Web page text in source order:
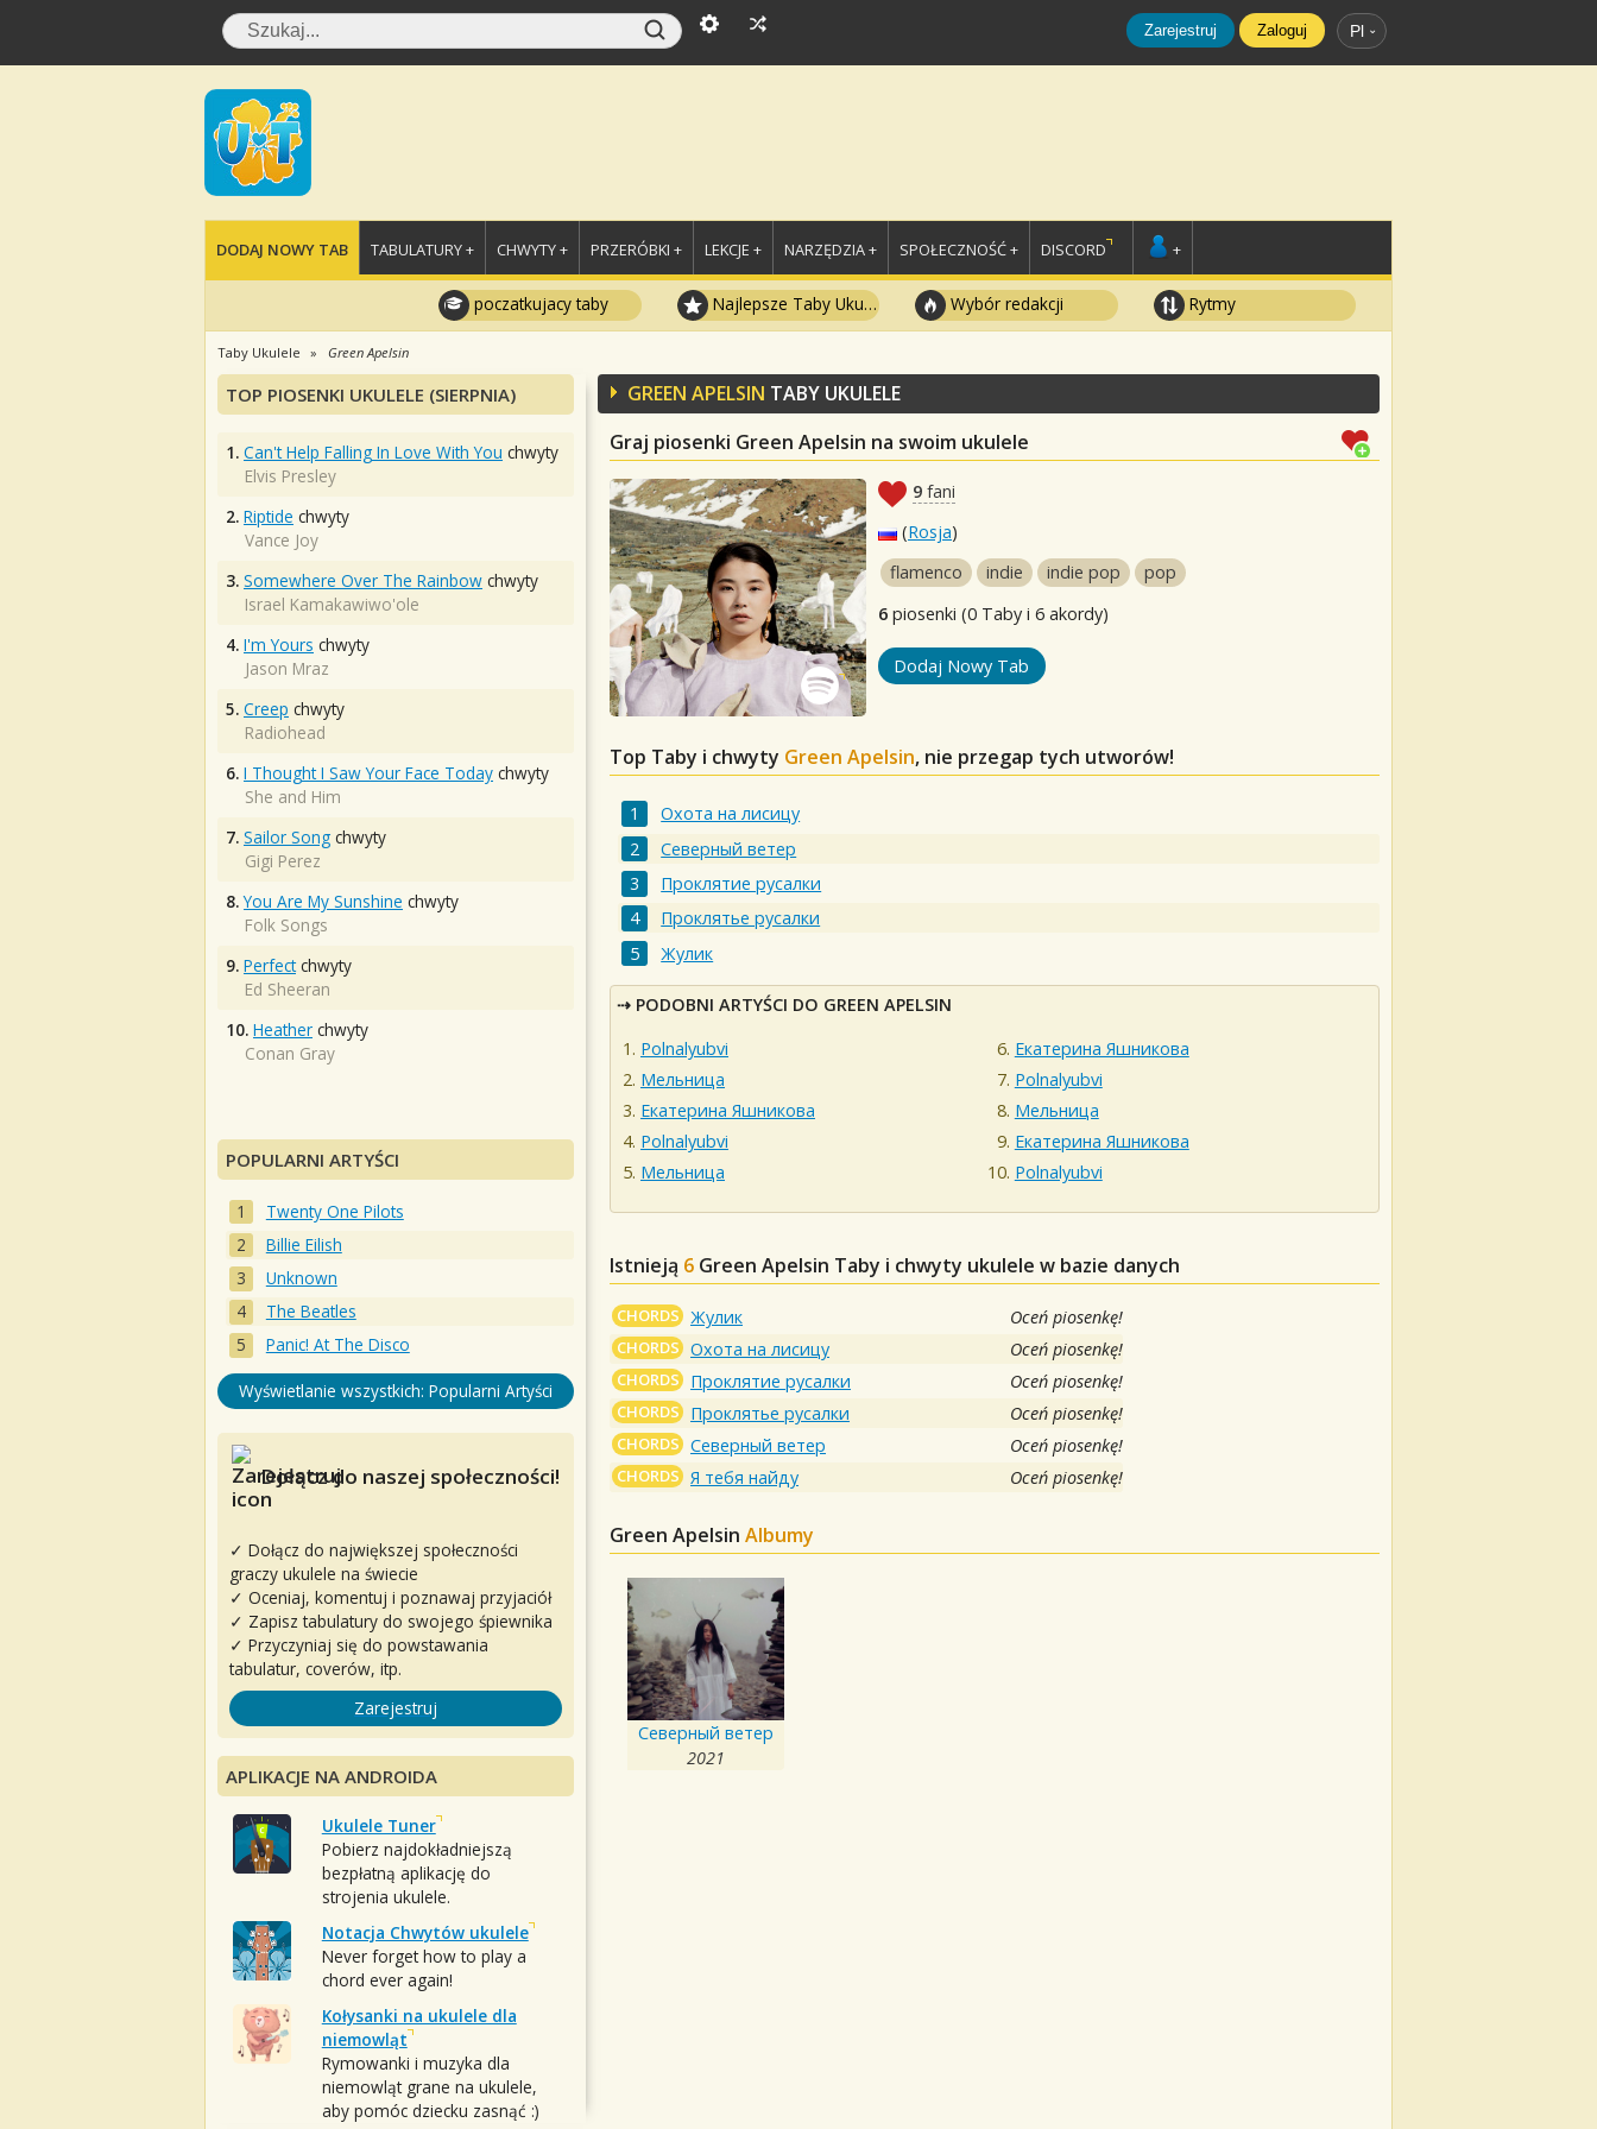
Zarejestruj Zaloguj Pl
DODAJ NOWY TAB TABULATURY + CHWYTY + PRZERÓBKI + LEKCJE + NARZĘDZIA + SPOŁECZNOŚĆ + DISCORD +
poczatkujacy taby Najlepsze Taby Ukulele Wybór redakcji Rytmy
Taby Ukulele Green Apelsin
GREEN APELSIN TABY UKULELE
Graj piosenki Green Apelsin na swoim ukulele
9 fani
(Rosja)
flamenco
indie indie pop
pop
6 piosenki (0 Taby i 6 akordy)
Dodaj Nowy Tab
Top Taby i chwyty Green Apelsin, nie przegap tych utworów!
Охота на лисицу
Северный ветер
Проклятие русалки
Проклятье русалки
Жулик
PODOBNI ARTYŚCI DO GREEN APELSIN
Polnalyubvi
Мельница
Екатерина Яшникова
Polnalyubvi
Мельница
Екатерина Яшникова
Polnalyubvi
Мельница
Екатерина Яшникова
Polnalyubvi
Istnieją 6 Green Apelsin Taby i chwyty ukulele w bazie danych
CHORDS Жулик Oceń piosenkę!
CHORDS Охота на лисицу Oceń piosenkę!
CHORDS Проклятие русалки Oceń piosenkę!
CHORDS Проклятье русалки Oceń piosenkę!
CHORDS Северный ветер Oceń piosenkę!
CHORDS Я тебя найду Oceń piosenkę!
Green Apelsin Albumy
Северный ветер
2021
TOP PIOSENKI UKULELE (SIERPNIA)
1. Can't Help Falling In Love With You chwyty
Elvis Presley
2. Riptide chwyty
Vance Joy
3. Somewhere Over The Rainbow chwyty
Israel Kamakawiwo'ole
4. I'm Yours chwyty
Jason Mraz
5. Creep chwyty
Radiohead
6. I Thought I Saw Your Face Today chwyty
She and Him
7. Sailor Song chwyty
Gigi Perez
8. You Are My Sunshine chwyty
Folk Songs
9. Perfectchwyty
Ed Sheeran
10. Heather chwyty
Conan Gray
POPULARNI ARTYŚCI
Twenty One Pilots
Billie Eilish
Unknown
The Beatles
Panic! At The Disco
Wyświetlanie wszystkich: Popularni Artyści
Dołącz do naszej społeczności!
✓ Dołącz do największej społeczności
graczy ukulele na świecie
✓ Oceniaj, komentuj i poznawaj przyjaciół
✓ Zapisz tabulatury do swojego śpiewnika
✓ Przyczyniaj się do powstawania
tabulatur, coverów, itp.
Zarejestruj
APLIKACJE NA ANDROIDA
Ukulele Tuner
Pobierz najdokładniejszą
bezpłatną aplikację do
strojenia ukulele.
Notacja Chwytów ukulele
Never forget how to play a
chord ever again!
Kołysanki na ukulele dla
niemowląt
Rymowanki i muzyka dla
niemowląt grane na ukulele,
aby pomóc dziecku zasnąć :)